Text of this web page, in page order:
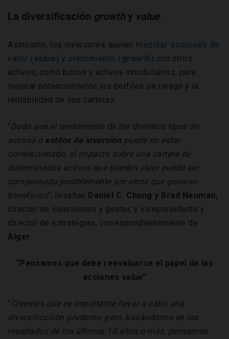
La diversificación growthy value
Asimismo, los inversores suelen mezclar acciones de
valor (value) y crecimiento (growth) con otros
activos, como bonos y activos inmobiliarios, para
mejorar potencialmente los perfiles de riesgo y la
rentabilidad de sus carteras.
“ Dado que el rendimiento de los distintos tipos de
activos o estilos de inversión puede no estar
correlacionado, el impacto sobre una cartera de
determinados activos que pierden valor puede ser
compensado posiblemente por otros que generan
beneficios”, resaltan Daniel C. Chung y Brad Neuman,
director de inversiones y gestor, y vicepresidente y
director de estrategias, correspondientemente de
Alger.
“Pensamos que debe reevaluarse el papel de las
acciones value”
“ Creemos que es importante llevar a cabo una
diversificación prudente, pero, basándonos en los
resultados de los últimos 10 años o más, pensamos